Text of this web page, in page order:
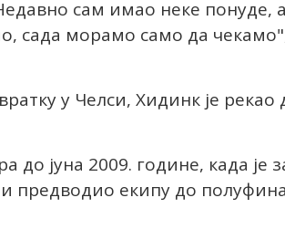
сам имао неке понуде,
сада морамо само да
у Челси, Хидинк је рекао
до јуна 2009. године, када је
предводио екипу до